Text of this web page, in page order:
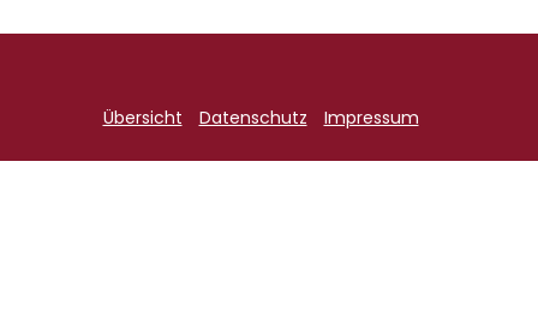
Übersicht Datenschutz Impressum